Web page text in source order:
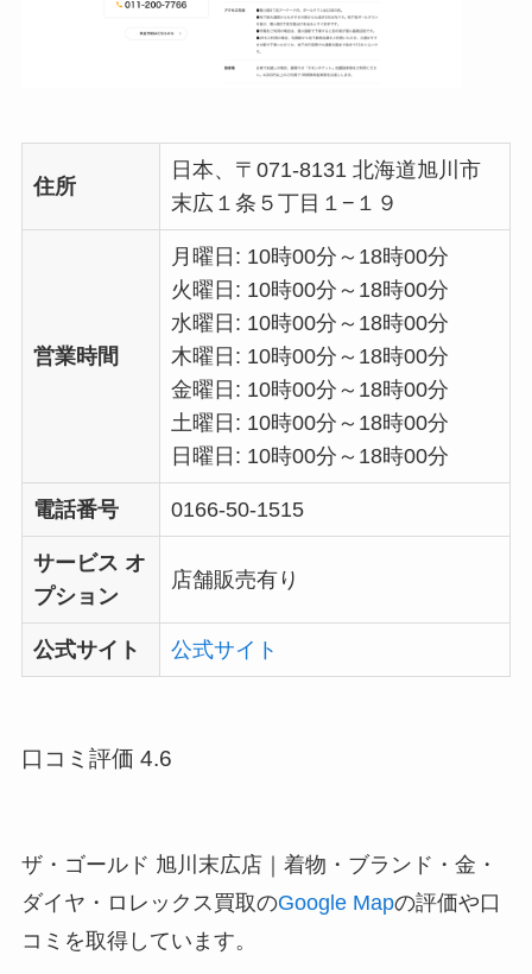
住所
日本、〒071-8131 北海道旭川市
末広１条５丁目１−１９
営業時間
月曜日: 10時00分～18時00分
火曜日: 10時00分～18時00分
水曜日: 10時00分～18時00分
木曜日: 10時00分～18時00分
金曜日: 10時00分～18時00分
土曜日: 10時00分～18時00分
日曜日: 10時00分～18時00分
電話番号 0166-50-1515
サービス オ
プション
店舗販売有り
公式サイト 公式サイト
口コミ評価 4.6
ザ・ゴールド 旭川末広店｜着物・ブランド・金・
ダイヤ・ロレックス買取のGoogle Mapの評価や口
コミを取得しています。